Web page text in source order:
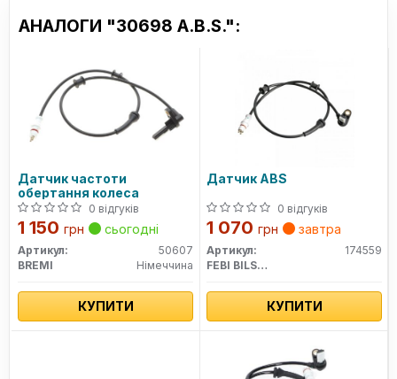
АНАЛОГИ "30698 A.B.S.":
Датчик частоти
обертання колеса
0 відгуків
1 150 грн сьогодні
Артикул:
50607
BREMI
Німеччина
КУПИТИ
Датчик ABS
0 відгуків
1 070 грн завтра
Артикул:
174559
FEBI BILSTEIN
КУПИТИ